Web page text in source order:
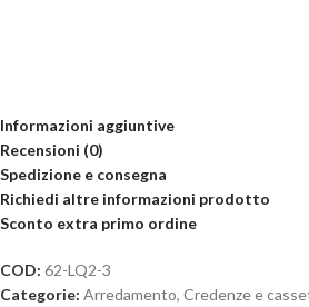
Informazioni aggiuntive
Recensioni (0)
Spedizione e consegna
Richiedi altre informazioni prodotto
Sconto extra primo ordine
COD: 62-LQ2-3
Categorie: Arredamento, Credenze e